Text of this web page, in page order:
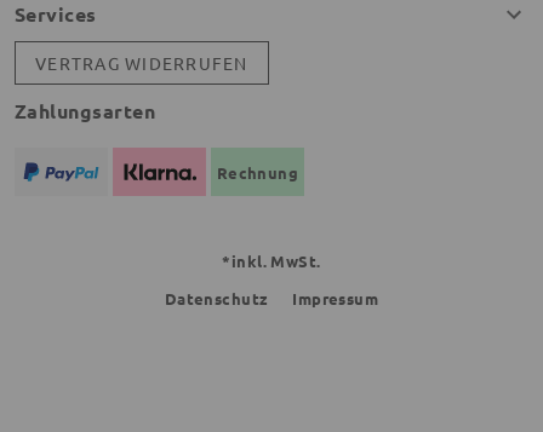
Services
VERTRAG WIDERRUFEN
Zahlungsarten
Rechnung
*inkl. MwSt.
Datenschutz
Impressum